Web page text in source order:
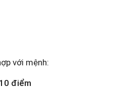
với mệnh:
điểm